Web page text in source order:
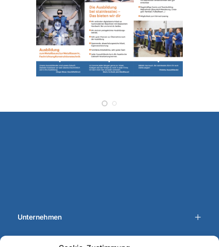
Unternehmen